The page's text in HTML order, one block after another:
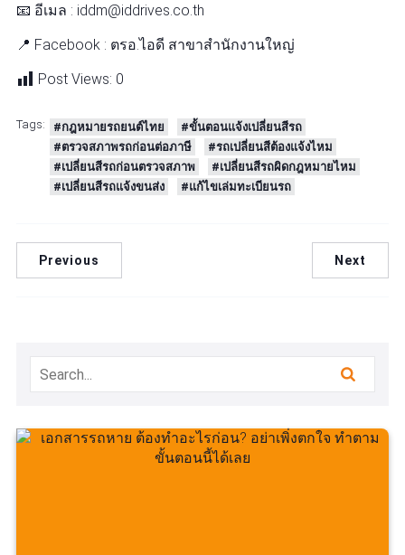
📧 อีเมล : iddm@iddrives.co.th
📍 Facebook : ตรอ.ไอดี สาขาสำนักงานใหญ่
Post Views: 0
Tags: #กฎหมายรถยนต์ไทย
#ขั้นตอนแจ้งเปลี่ยนสีรถ
#ตรวจสภาพรถก่อนต่อภาษี
#รถเปลี่ยนสีต้องแจ้งไหม
#เปลี่ยนสีรถก่อนตรวจสภาพ
#เปลี่ยนสีรถผิดกฎหมายไหม
#เปลี่ยนสีรถแจ้งขนส่ง
#แก้ไขเล่มทะเบียนรถ
Previous Next